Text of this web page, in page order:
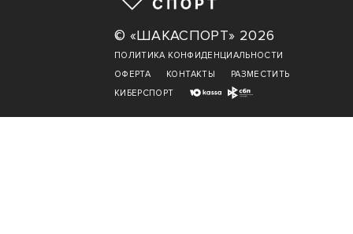
© «ШАКАСПОРТ» 2026
ПОЛИТИКА КОНФИДЕНЦИАЛЬНОСТИ
ОФЕРТА
КОНТАКТЫ
РАЗМЕСТИТЬ
КИБЕРСПОРТ